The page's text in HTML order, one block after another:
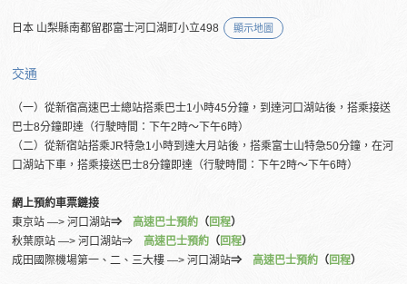
日本 山梨縣南都留郡富士河口湖町小立498 顯示地圖
交通
（一）從新宿高速巴士總站搭乘巴士1小時45分鐘，到達河口湖站後，搭乘接送
巴士8分鐘即達（行駛時間：下午2時～下午6時）
（二）從新宿站搭乘JR特急1小時到達大月站後，搭乘富士山特急50分鐘，在河
口湖站下車，搭乘接送巴士8分鐘即達（行駛時間：下午2時～下午6時）
網上預約車票鏈接
東京站 ―> 河口湖站⇒ 高速巴士預約 （回程）
秋葉原站 ―> 河口湖站⇒ 高速巴士預約 （回程）
成田國際機場第一、二、三大樓 ―> 河口湖站⇒ 高速巴士預約 （回程）